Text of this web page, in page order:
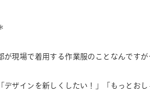
が現場で着用する作業服のことなんです
デザインを新しくしたい！」「もっとお